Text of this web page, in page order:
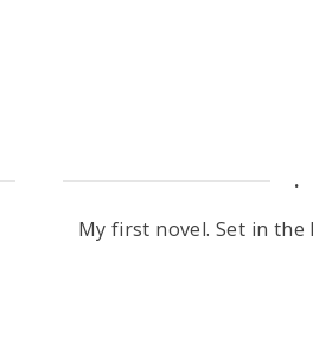
.
My first novel. Set in the